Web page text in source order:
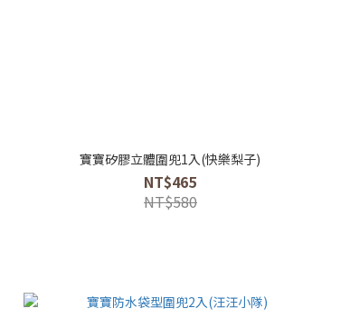
寶寶矽膠立體圍兜1入(快樂梨子)
NT$465
NT$580